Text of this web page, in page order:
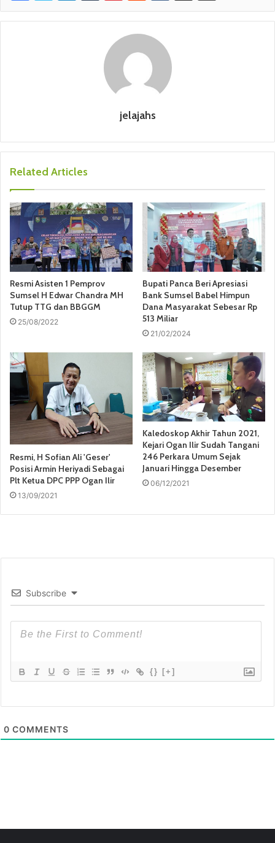
jelajahs
Related Articles
Resmi Asisten 1 Pemprov
Sumsel H Edwar Chandra MH
Tutup TTG dan BBGGM
25/08/2022
Bupati Panca Beri Apresiasi
Bank Sumsel Babel Himpun
Dana Masyarakat Sebesar Rp
513 Miliar
21/02/2024
Resmi, H Sofian Ali 'Geser'
Posisi Armin Heriyadi Sebagai
Plt Ketua DPC PPP Ogan Ilir
13/09/2021
Kaledoskop Akhir Tahun 2021,
Kejari Ogan Ilir Sudah Tangani
246 Perkara Umum Sejak
Januari Hingga Desember
06/12/2021
Subscribe
{} [+]
0 COMMENTS